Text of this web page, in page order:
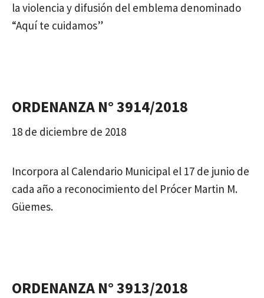
la violencia y difusión del emblema denominado
“Aquí te cuidamos”
ORDENANZA N° 3914/2018
18 de diciembre de 2018
Incorpora al Calendario Municipal el 17 de junio de
cada año a reconocimiento del Prócer Martin M.
Güemes.
ORDENANZA N° 3913/2018